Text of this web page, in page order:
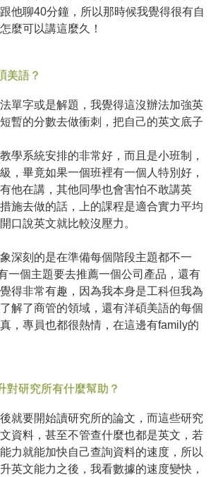
他聊40分鐘，所以那時候我覺得很有自
麼可以講這麼久！
美語？
單字或是解題，我覺得這沒辦法加強英
暫的分數去做衝刺，把自己的英文底子
學系統安排的非常好，而且是小班制，
，畢竟如果一個班裡有一個人特別好，
他在講，其他同學也會害怕不敢講英
施去做的話，上的課程是適合實力平均
口說英文就比較沒壓力。
深刻的是在準備每個階段主題都不一
一個主題要去推薦一個公司產品，還有
得非常有趣，因為我本身是工科但我為
解了商管的領域，還有洋碩美語的每個
，專員也都很熱情，在這邊有family的
對研究所有什麼幫助？
就要開始讀研究所的論文，而這些研究
資料，甚至不管查什麼也都是英文，若
力就能加快自己查詢資料的速度，所以
英文能力之後，我看數據的速度變快，